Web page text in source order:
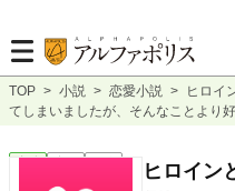
TOP > 小説 > 恋愛小説 >
ヒロイ
てしまいましたが、そんなことより好
恋愛 完結 短編
ヒロイン